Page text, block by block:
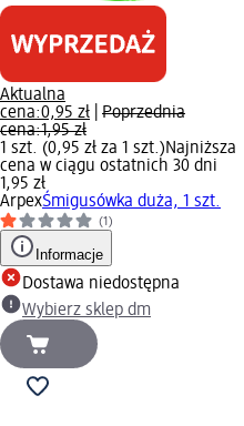
Aktualna
cena:0,95 zł
Poprzednia
cena:1,95 zł
1 szt. (0,95 zł za 1 szt.)Najniższa
cena w ciągu ostatnich 30 dni
1,95 zł
ArpexŚmigusówka duża, 1 szt.
(1)
Informacje
Dostawa niedostępna
Wybierz sklep dm